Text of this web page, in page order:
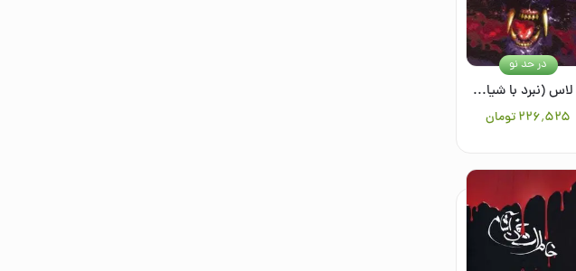
لرد لاس (نبرد با شیاطین1)
۲۲۶٬۵۲۵تومان
در حد نو